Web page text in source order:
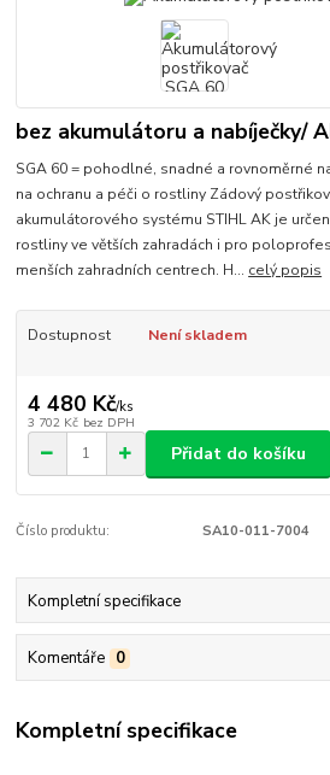
bez akumulátoru a nabíječky/
SGA 60 = pohodlné, snadné a rovnoměrné
na ochranu a péči o rostliny Zádový
akumulátorového systému STIHL AK je
rostliny ve větších zahradách i pro
menších zahradních centrech. H... celý popis
Dostupnost Není skladem
4 480 Kč/ks
3 702 Kč bez DPH
Přidat do košíku
Číslo produktu: SA10-011-7004
Kompletní specifikace
Komentáře 0
Kompletní specifikace